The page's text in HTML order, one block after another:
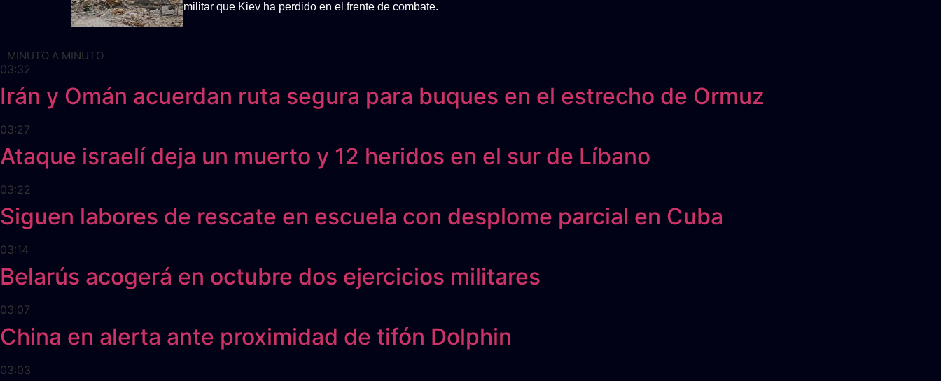
militar que Kiev ha perdido en el frente de combate.
MINUTO A MINUTO
03:32
Irán y Omán acuerdan ruta segura para buques en el estrecho de Ormuz
03:27
Ataque israelí deja un muerto y 12 heridos en el sur de Líbano
03:22
Siguen labores de rescate en escuela con desplome parcial en Cuba
03:14
Belarús acogerá en octubre dos ejercicios militares
03:07
China en alerta ante proximidad de tifón Dolphin
03:03